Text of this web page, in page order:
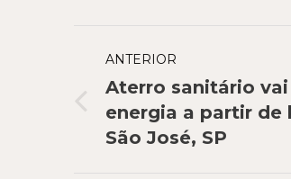
de
post:
ANTERIOR
Post
anterior:
Aterro sanitário
energia a partir de
São José, SP